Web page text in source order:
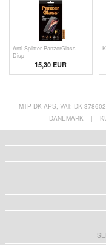
Anti-Splitter PanzerGlass
Disp
15,30 EUR
MTP DK APS, VAT: DK
DÄNEMARK
|